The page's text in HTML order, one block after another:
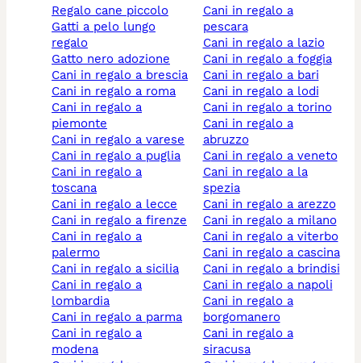
regalo cane piccolo
gatti a pelo lungo
regalo
gatto nero adozione
cani in regalo a brescia
cani in regalo a roma
cani in regalo a
piemonte
cani in regalo a varese
cani in regalo a puglia
cani in regalo a
toscana
cani in regalo a lecce
cani in regalo a firenze
cani in regalo a
palermo
cani in regalo a sicilia
cani in regalo a
lombardia
cani in regalo a parma
cani in regalo a
modena
cani in regalo a
pescara
cani in regalo a lazio
cani in regalo a foggia
cani in regalo a bari
cani in regalo a lodi
cani in regalo a torino
cani in regalo a
abruzzo
cani in regalo a veneto
cani in regalo a la
spezia
cani in regalo a arezzo
cani in regalo a milano
cani in regalo a viterbo
cani in regalo a cascina
cani in regalo a brindisi
cani in regalo a napoli
cani in regalo a
borgomanero
cani in regalo a
siracusa